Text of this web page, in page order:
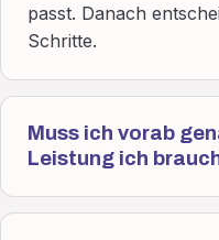
passt. Danach
Schritte.
Muss ich vorab
Leistung ich